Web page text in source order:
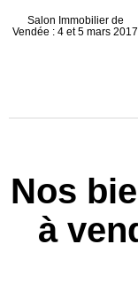
Salon Immobilier de
Vendée : 4 et 5 mars 2017
Nos
à